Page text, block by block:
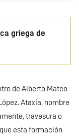
griega de
de Alberto Mateo
Ataxía, nombre
travesura o
esta formación